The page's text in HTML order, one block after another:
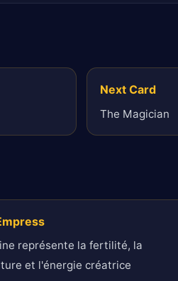
Next Card
The Magician
représente la fertilité, la
et l'énergie créatrice